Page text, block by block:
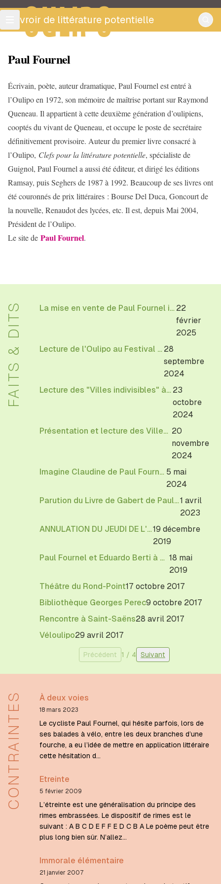
OULIPO
ouvroir de littérature potentielle
Paul Fournel
Écrivain, poète, auteur dramatique, Paul Fournel est entré à
l’Oulipo en 1972, son mémoire de maîtrise portant sur Raymond
Queneau. Il appartient à cette deuxième génération d’oulipiens,
cooptés du vivant de Queneau, et occupe le poste de secrétaire
définitivement provisoire. Auteur du premier livre consacré à
l’Oulipo, Clefs pour la littérature potentielle, spécialiste de
Guignol, Paul Fournel a aussi été éditeur, et dirigé les éditions
Ramsay, puis Seghers de 1987 à 1992. Beaucoup de ses livres ont
été couronnés de prix littéraires : Bourse Del Duca, Goncourt de
la nouvelle, Renaudot des lycées, etc. Il est, depuis Mai 2004,
Président de l’Oulipo.
Le site de Paul Fournel.
FAITS & DITS La mise en vente de Paul Fournel illustrations d'Etienne Lécroart 22
février
2025
Lecture de l'Oulipo au Festival Allez savoir de l'EHESS 28
septembre
2024
Lecture des "Villes indivisibles" à la librairie Reid Hall à Paris 23
octobre
2024
Présentation et lecture des Villes indivisibles de l'Oulipo à la BnF, le 20 novembre 18h30 20
novembre
2024
Imagine Claudine de Paul Fournel 5 mai
2024
Parution du Livre de Gabert de Paul Fournel (mars 2023)1 avril
2023
ANNULATION DU JEUDI DE L'OULIPO19 décembre
2019
Paul Fournel et Eduardo Berti à Caen 18 mai
2019
Théâtre du Rond-Point17 octobre 2017
Bibliothèque Georges Perec9 octobre 2017
Rencontre à Saint-Saëns28 avril 2017
Véloulipo29 avril 2017
Précédent 1 / 4 Suivant
CONTRAINTES À deux voies
18 mars 2023
Le cycliste Paul Fournel, qui hésite parfois, lors de
ses balades à vélo, entre les deux branches d’une
fourche, a eu l’idée de mettre en application littéraire
cette hésitation d…
Etreinte
5 février 2009
L’étreinte est une généralisation du principe des
rimes embrassées. Le dispositif de rimes est le
suivant : A B C D E F F E D C B A Le poème peut être
plus long bien sûr. N’allez…
Immorale élémentaire
21 janvier 2007